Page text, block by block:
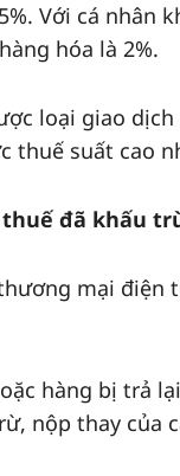
Với cá nhân
hóa là 2%.
loại giao
thuế suất cao
thuế đã khấu
mại
hàng bị trả
nộp thay của